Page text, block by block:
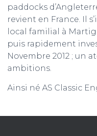
paddocks
revient en France. Il
local familial à
puis rapidement
Novembre 2012 ; un
ambitions.
Ainsi né AS Classic